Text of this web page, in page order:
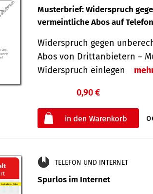
Musterbrief: Widerspruch
vermeintliche Abos auf
Widerspruch gegen
Abos von Drittanbietern –
Widerspruch einlegen
0,90 €
TELEFON UND INTERNET
Spurlos im Internet